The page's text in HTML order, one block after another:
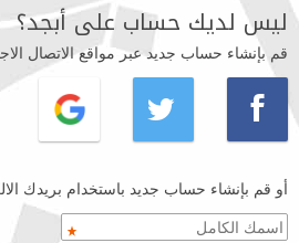
ليس لديك حساب على أبجد؟
قم بإنشاء حساب جديد عبر مواقع الاتصال
أو قم بإنشاء حساب جديد باستخدام بريدك